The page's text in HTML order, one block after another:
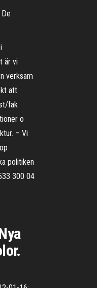
är vi
verksam
att
fak
o
– Vi
politiken
300 04